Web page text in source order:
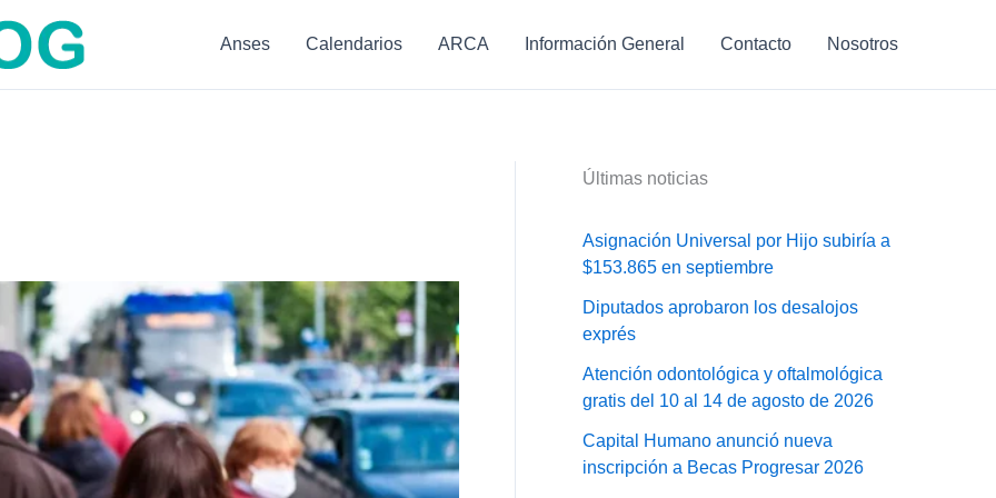
Anses Calendarios ARCA Información General Contacto Nosotros
Últimas noticias
Asignación Universal por Hijo subiría a
$153.865 en septiembre
Diputados aprobaron los desalojos
exprés
Atención odontológica y oftalmológica
gratis del 10 al 14 de agosto de 2026
Capital Humano anunció nueva
inscripción a Becas Progresar 2026